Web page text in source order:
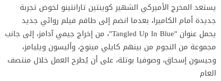
يستعد المخرج الأميركي الشهير كوينتين تارانتينو لخوض تجربة
جديدة أمام الكاميرا، بعدما انضم إلى طاقم فيلم روائي جديد
يحمل عنوان "Tangled Up In Blue"، من إخراج جيمي آدامز، إلى جانب
مجموعة من النجوم من بينهم كايلي مينوج، وأليسون ويليامز،
وجيسون إسحاق، وصوفيا بوتلة، على أن يُطرح العمل خلال منتصف
العام